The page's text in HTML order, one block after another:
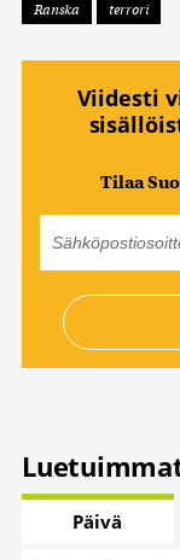
Ranska terrori
Viidesti
Tilaa
Päivä